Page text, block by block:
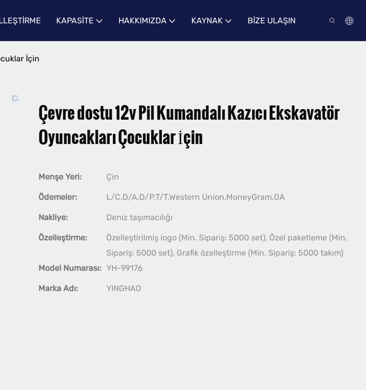
KAPASITE HAKKIMIZDA KAYNAK BIZE ULAŞIN
İçin
Çevre dostu 12v Pil Kumandalı Kazıcı Ekskavatör
Oyuncakları Çocuklar İçin
Menşe Yeri: Çin
Ödemeler: L/C,D/A,D/P,T/T,Western Union,MoneyGram,OA
Nakliye: Deniz taşımacılığı
Özelleştirme:
Özelleştirilmiş logo (Min. Sipariş: 5000 set), Özel paketleme (Min.
Sipariş: 5000 set), Grafik özelleştirme (Min. Sipariş: 5000 takım)
Model Numarası: YH-99176
Marka Adı: YINGHAO